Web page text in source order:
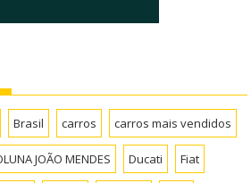
Brasil carros carros mais vendidos
JOÃO MENDES Ducati Fiat